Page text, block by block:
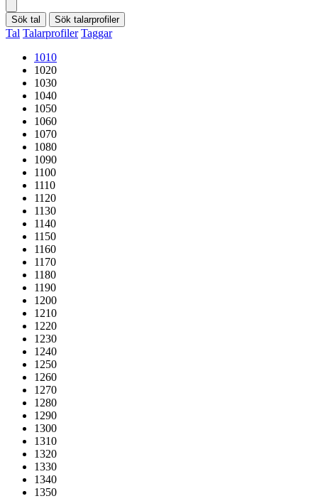
Sök tal Sök talarprofiler
Tal Talarprofiler Taggar
1010
1020
1030
1040
1050
1060
1070
1080
1090
1100
1110
1120
1130
1140
1150
1160
1170
1180
1190
1200
1210
1220
1230
1240
1250
1260
1270
1280
1290
1300
1310
1320
1330
1340
1350